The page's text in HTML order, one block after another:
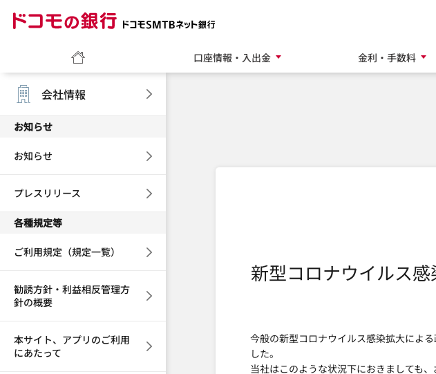
口座情報・入出金 金利・手数料
新型コロナウイルス
今般の新型コロナウイルス感染拡大によ
した。
当社はこのような状況下におきましても
会社情報
お知らせ
お知らせ
プレスリリース
各種規定等
ご利用規定（規定一覧）
勧誘方針・利益相反管理方
針の概要
本サイト、アプリのご利用
にあたって